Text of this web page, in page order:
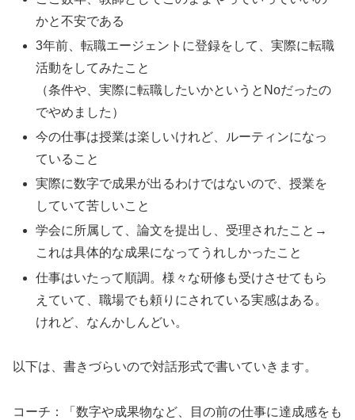
かと不安である
3年前、転職エージェントに登録をして、実際に転職
活動をしてみたこと
（条件や、実際に転職したいかというとNoだったの
でやめました）
今の仕事は授業は楽しいけれど、ルーティンになっ
ていること
実際に数字で成果が出るわけではないので、授業を
していて苦しいこと
学会に所属して、論文を提出し、受理されたこと→
これは具体的な成果になってうれしかったこと
仕事はいたって順調。様々な研修も受けさせてもら
えていて、職場でも頼りにされている実感はある。
けれど、なんかしんどい。
以下は、書きづらいので対話形式で書いていきます。
コーチ：「数字や成果物など、目の前の仕事に達成感をも